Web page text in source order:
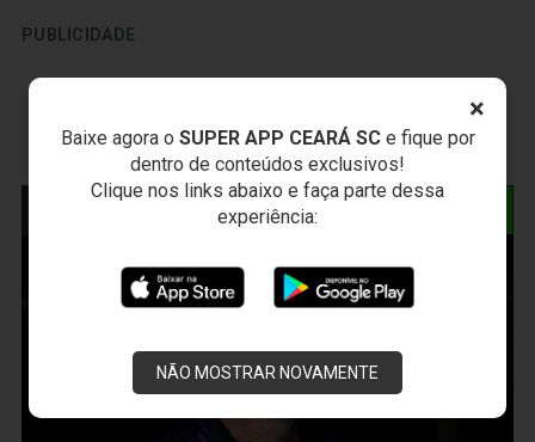
×
Baixe agora o SUPER APP CEARÁ SCe fique por
dentro de conteúdos exclusivos!
Clique nos links abaixo e faça parte dessa
experiência:
NÃO MOSTRAR NOVAMENTE
PUBLICIDADE
NOTÍCIAS RELACIONADAS